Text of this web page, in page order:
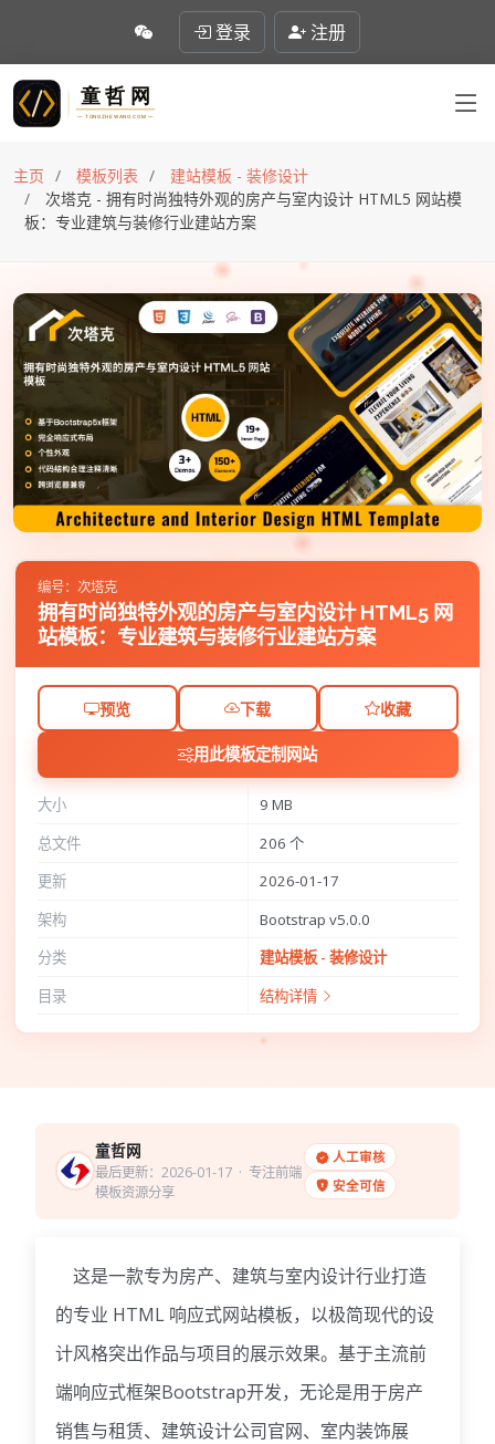
登录 注册
主页 模板列表
建站模板 - 装修设计
次塔克 - 拥有时尚独特外观的房产与室内设计 HTML5 网站模
板：专业建筑与装修行业建站方案
编号：次塔克
拥有时尚独特外观的房产与室内设计 HTML5 网
站模板：专业建筑与装修行业建站方案
预览 下载 收藏
用此模板定制网站
大小
9 MB
总文件
206 个
更新
2026-01-17
架构
Bootstrap v5.0.0
分类
建站模板 - 装修设计
目录
结构详情
童哲网
最后更新：2026-01-17· 专注前端
模板资源分享
人工审核
安全可信
这是一款专为房产、建筑与室内设计行业打造
的专业 HTML 响应式网站模板，以极简现代的设
计风格突出作品与项目的展示效果。基于主流前
端响应式框架Bootstrap开发，无论是用于房产
销售与租赁、建筑设计公司官网、室内装饰展